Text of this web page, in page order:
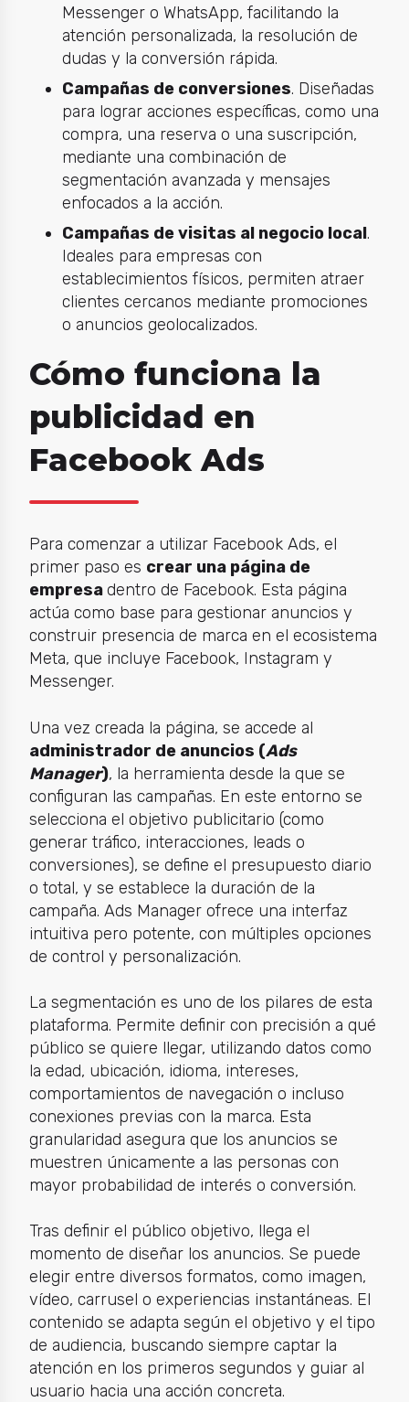
Messenger o WhatsApp, facilitando la
atención personalizada, la resolución de
dudas y la conversión rápida.
Campañas de conversiones. Diseñadas
para lograr acciones específicas, como una
compra, una reserva o una suscripción,
mediante una combinación de
segmentación avanzada y mensajes
enfocados a la acción.
Campañas de visitas al negocio local.
Ideales para empresas con
establecimientos físicos, permiten atraer
clientes cercanos mediante promociones
o anuncios geolocalizados.
Cómo funciona la
publicidad en
Facebook Ads
Para comenzar a utilizar Facebook Ads, el
primer paso es crear una página de
empresadentro de Facebook. Esta página
actúa como base para gestionar anuncios y
construir presencia de marca en el ecosistema
Meta, que incluye Facebook, Instagram y
Messenger.
Una vez creada la página, se accede al
administrador de anuncios (Ads
Manager), la herramienta desde la que se
configuran las campañas. En este entorno se
selecciona el objetivo publicitario (como
generar tráfico, interacciones, leads o
conversiones), se define el presupuesto diario
o total, y se establece la duración de la
campaña. Ads Manager ofrece una interfaz
intuitiva pero potente, con múltiples opciones
de control y personalización.
La segmentación es uno de los pilares de esta
plataforma. Permite definir con precisión a qué
público se quiere llegar, utilizando datos como
la edad, ubicación, idioma, intereses,
comportamientos de navegación o incluso
conexiones previas con la marca. Esta
granularidad asegura que los anuncios se
muestren únicamente a las personas con
mayor probabilidad de interés o conversión.
Tras definir el público objetivo, llega el
momento de diseñar los anuncios. Se puede
elegir entre diversos formatos, como imagen,
vídeo, carrusel o experiencias instantáneas. El
contenido se adapta según el objetivo y el tipo
de audiencia, buscando siempre captar la
atención en los primeros segundos y guiar al
usuario hacia una acción concreta.